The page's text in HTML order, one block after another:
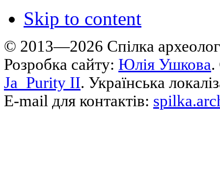
Skip to content
© 2013—2026 Cпілка
Розробка сайту: Юлія Ушкова.
Ja_Purity II. Українська
E-mail для контактів: